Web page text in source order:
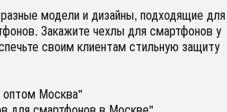
модели и дизайны, подходящие для
Закажите чехлы для смартфонов у
своим клиентам стильную защиту
Москва"